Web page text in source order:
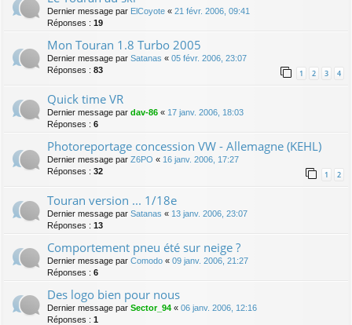
Dernier message par ElCoyote « 21 févr. 2006, 09:41
Réponses : 19
Mon Touran 1.8 Turbo 2005
Dernier message par Satanas « 05 févr. 2006, 23:07
Réponses : 83 1 2 3 4
Quick time VR
Dernier message par dav-86 « 17 janv. 2006, 18:03
Réponses : 6
Photoreportage concession VW - Allemagne (KEHL)
Dernier message par Z6PO « 16 janv. 2006, 17:27
Réponses : 32 1 2
Touran version ... 1/18e
Dernier message par Satanas « 13 janv. 2006, 23:07
Réponses : 13
Comportement pneu été sur neige ?
Dernier message par Comodo « 09 janv. 2006, 21:27
Réponses : 6
Des logo bien pour nous
Dernier message par Sector_94 « 06 janv. 2006, 12:16
Réponses : 1